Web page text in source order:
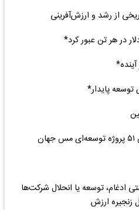
از رشد و ارزش‌آفرینی
توسعه پایدار*
ادغام، توسعه یا انحلال شرکت‌ها
زنجیره ارزش